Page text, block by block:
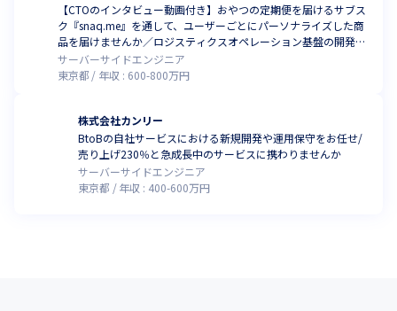
【CTOのインタビュー動画付き】おやつの定期便を届けるサブス
ク『snaq.me』を通して、ユーザーごとにパーソナライズした商
品を届けませんか／ロジスティクスオペレーション基盤の開発を
お任せ
サーバーサイドエンジニア
東京都
年収 : 600-800万円
株式会社カンリー
BtoBの自社サービスにおける新規開発や運用保守をお任せ/
売り上げ230％と急成長中のサービスに携わりませんか
サーバーサイドエンジニア
東京都
年収 : 400-600万円